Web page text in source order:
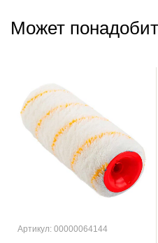
Может
Артикул: 00000064144